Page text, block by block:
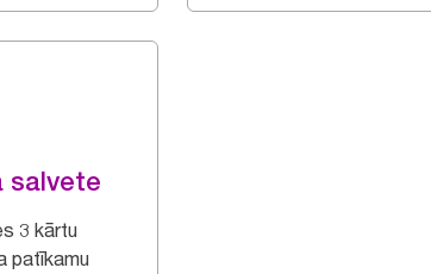
salvete
3 kārtu
patīkamu